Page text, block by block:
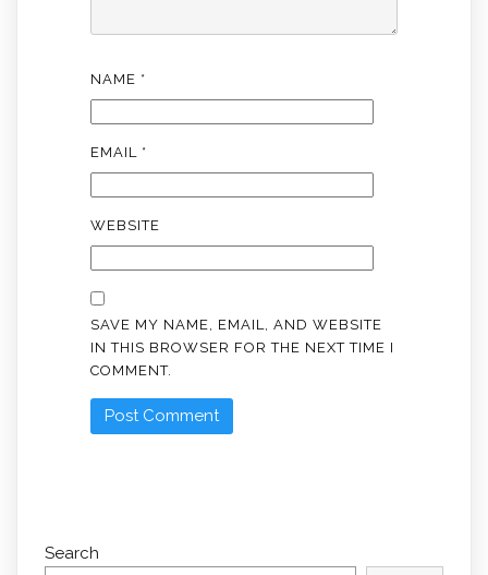
NAME *
EMAIL *
WEBSITE
SAVE MY NAME, EMAIL, AND WEBSITE
IN THIS BROWSER FOR THE NEXT TIME I
COMMENT.
Search